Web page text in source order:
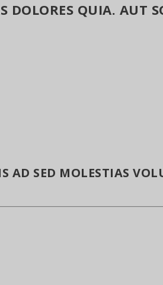
DOLORES QUIA. AUT
AD SED MOLESTIAS